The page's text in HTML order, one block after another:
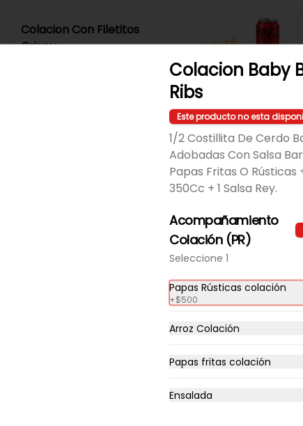
Colacion Con Filetitos
Crispy
Colacion Baby
Ribs
Este producto no esta
1/2 Costillita De Cerdo
Adobadas Con Salsa
Papas Fritas O Rústicas
350Cc + 1 Salsa Rey.
Acompañamiento
Colación (PR)
Seleccione 1
Papas Rústicas colación
+$500
Arroz Colación
Papas fritas colación
Ensalada